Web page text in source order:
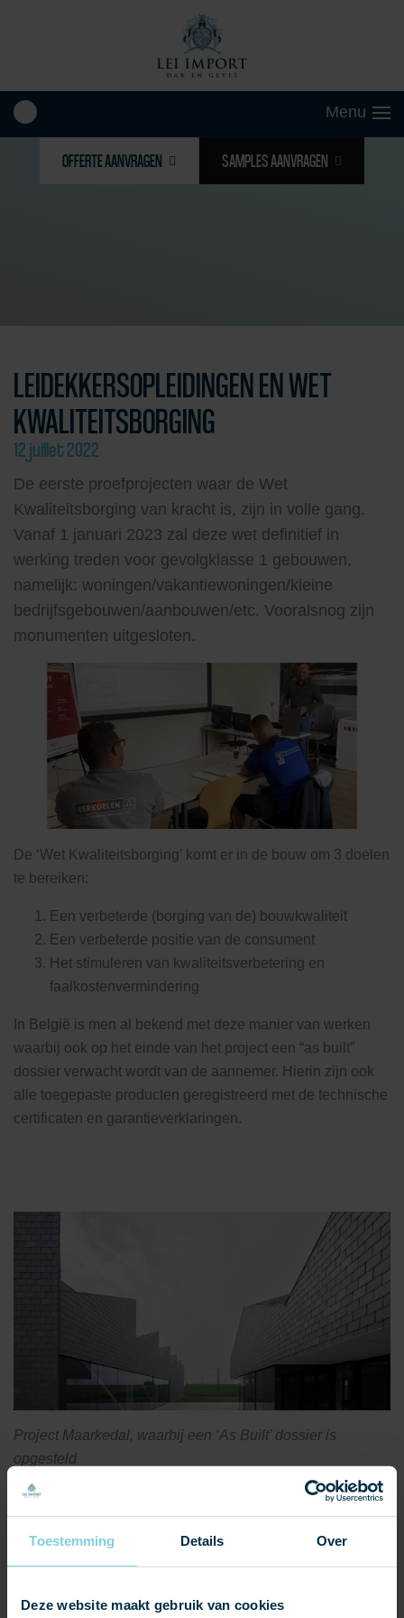
Toestemming Details Over
Deze website maakt gebruik van cookies
OFFERTE AANVRAGEN SAMPLES AANVRAGEN
LEIDEKKERSOPLEIDINGEN EN WET
KWALITEITSBORGING
12 juillet 2022
De eerste proefprojecten waar de Wet
Kwaliteitsborging van kracht is, zijn in volle gang.
Vanaf 1 januari 2023 zal deze wet definitief in
werking treden voor gevolgklasse 1 gebouwen,
namelijk: woningen/vakantiewoningen/kleine
bedrijfsgebouwen/aanbouwen/etc. Vooralsnog zijn
monumenten uitgesloten.
De ‘Wet Kwaliteitsborging’ komt er in de bouw om 3 doelen
te bereiken:
Een verbeterde (borging van de) bouwkwaliteit
Een verbeterde positie van de consument
Het stimuleren van kwaliteitsverbetering en
faalkostenvermindering
In België is men al bekend met deze manier van werken
waarbij ook op het einde van het project een “as built”
dossier verwacht wordt van de aannemer. Hierin zijn ook
alle toegepaste producten geregistreerd met de technische
certificaten en garantieverklaringen.
Project Maarkedal, waarbij een ‘As Built’ dossier is
opgesteld